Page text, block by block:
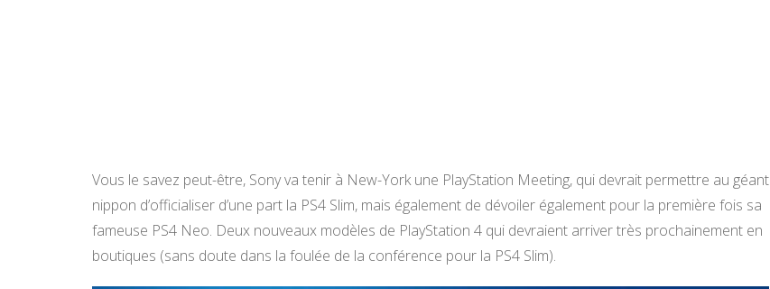
Vous le savez peut-être, Sony va tenir à New-York une PlayStation Meeting, qui devrait permettre au géant
nippon d’officialiser d’une part la PS4 Slim, mais également de dévoiler également pour la première fois sa
fameuse PS4 Neo. Deux nouveaux modèles de PlayStation 4 qui devraient arriver très prochainement en
boutiques (sans doute dans la foulée de la conférence pour la PS4 Slim).